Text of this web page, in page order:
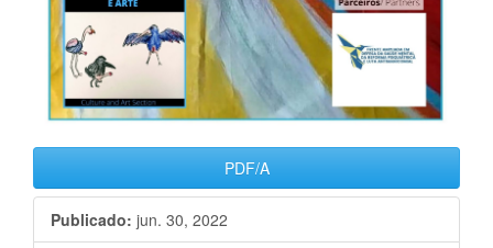
PDF/A
Publicado: jun. 30, 2022